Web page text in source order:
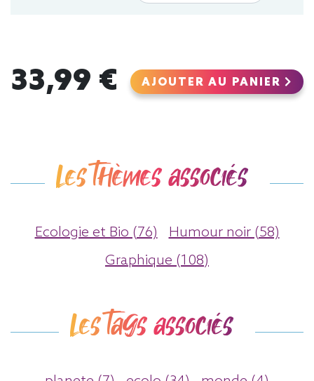
33,99 € AJOUTER AU PANIER
Les thèmes associés
Ecologie et Bio (76)
Humour noir (58)
Graphique (108)
Les tags associés